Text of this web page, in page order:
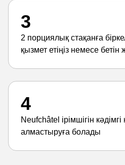
3
2 порциялық стақанға
қызмет етіңіз немесе
4
Neufchâtel ірімшігін кәдімгі
алмастыруға болады